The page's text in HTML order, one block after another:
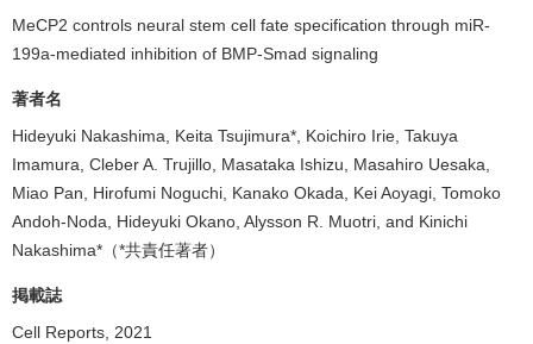
MeCP2 controls neural stem cell fate specification through miR-
199a-mediated inhibition of BMP-Smad signaling
著者名
Hideyuki Nakashima, Keita Tsujimura*, Koichiro Irie, Takuya
Imamura, Cleber A. Trujillo, Masataka Ishizu, Masahiro Uesaka,
Miao Pan, Hirofumi Noguchi, Kanako Okada, Kei Aoyagi, Tomoko
Andoh-Noda, Hideyuki Okano, Alysson R. Muotri, and Kinichi
Nakashima*（*共責任著者）
掲載誌
Cell Reports, 2021